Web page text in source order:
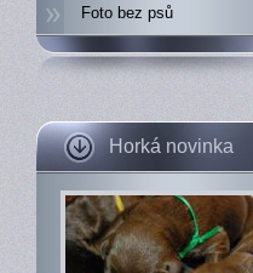
Foto bez psů
Horká novinka